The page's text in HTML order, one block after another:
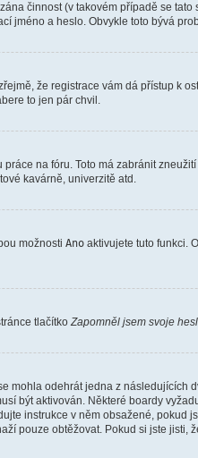
činnost (v takovém případě se
a heslo. Obvykle toto bývá
že registrace vám dá přístup k
to jen pár chvil.
na fóru. Toto má zabránit
kavárně, univerzitě atd.
možnosti Ano aktivujete tuto funkci.
tlačítkoZapomněl jsem svoje
odehrát jedna z
být aktivován. Některé boardy
instrukce v něm obsažené,
pouze obtěžovat. Pokud si jste